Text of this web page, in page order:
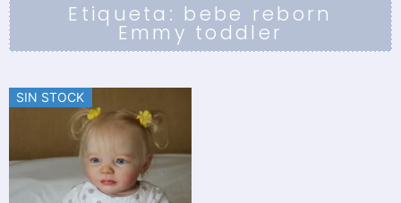
Etiqueta: bebe reborn
Emmy toddler
SIN STOCK